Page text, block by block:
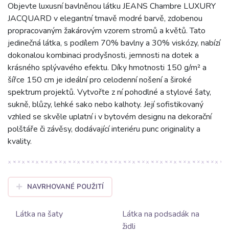
Objevte luxusní bavlněnou látku JEANS Chambre LUXURY
JACQUARD v elegantní tmavě modré barvě, zdobenou
propracovaným žakárovým vzorem stromů a květů. Tato
jedinečná látka, s podílem 70% bavlny a 30% viskózy, nabízí
dokonalou kombinaci prodyšnosti, jemnosti na dotek a
krásného splývavého efektu. Díky hmotnosti 150 g/m² a
šířce 150 cm je ideální pro celodenní nošení a široké
spektrum projektů. Vytvořte z ní pohodlné a stylové šaty,
sukně, blůzy, lehké sako nebo kalhoty. Její sofistikovaný
vzhled se skvěle uplatní i v bytovém designu na dekorační
polštáře či závěsy, dodávající interiéru punc originality a
kvality.
NAVRHOVANÉ POUŽITÍ
Látka na šaty
Látka na podsadák na
židli